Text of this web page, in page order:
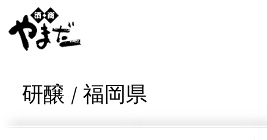
研醸 / 福岡県